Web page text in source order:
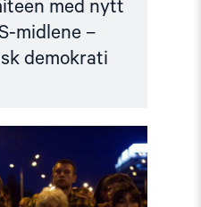
med nytt
midlene –
demokrati
"Utviklingspolitikken
må
ta